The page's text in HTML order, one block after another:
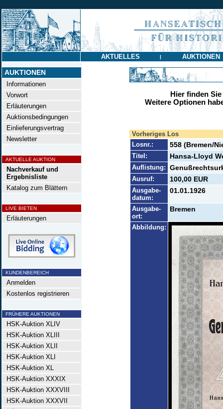
AKTUELLES | AUKTIONEN
AUKTIONEN
Informationen
Vorwort
Erläuterungen
Auktionsbedingungen
Einlieferungsvertrag
Newsletter
AKTUELLE AUKTION
Nachverkauf und
Ergebnisliste
Katalog zum Blättern
LIVE BIETEN
Erläuterungen
KUNDENBEREICH
Anmelden
Kostenlos registrieren
FRÜHERE AUKTIONEN
HSK-Auktion XLIV
HSK-Auktion XLIII
HSK-Auktion XLII
HSK-Auktion XLI
HSK-Auktion XL
HSK-Auktion XXXIX
HSK-Auktion XXXVIII
HSK-Auktion XXXVII
Hier finden
Weitere Optionen
Vorheriges Los
Losnr.:
558 (Bremen/
Titel: Hansa-Lloyd
Auflistung:
Ausruf: 100,00 EUR
Ausgabe-
datum:
01.01.1926
Ausgabe-
ort:
Bremen
Abbildung: